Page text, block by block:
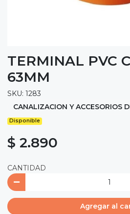
TERMINAL PVC
63MM
SKU: 1283
CANALIZACION Y ACCESORIOS
Disponible
$ 2.890
CANTIDAD
Agregar al